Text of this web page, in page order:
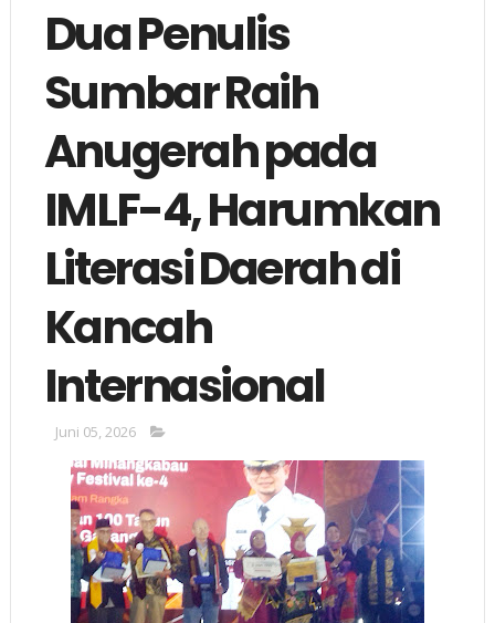
Dua Penulis
Sumbar Raih
Anugerah pada
IMLF-4, Harumkan
Literasi Daerah di
Kancah
Internasional
Juni 05, 2026